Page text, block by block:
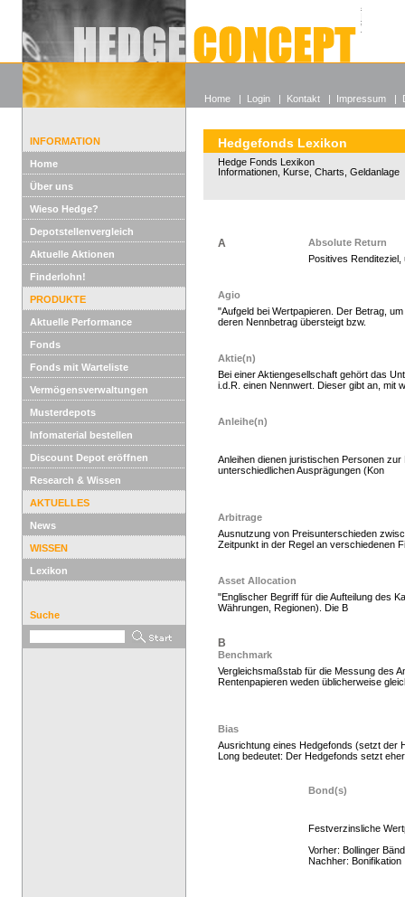
Alle
Wieso
INFORMATION
Home
Über uns
Wieso Hedge?
Depotstellenvergleich
Aktuelle Aktionen
Finderlohn!
PRODUKTE
Aktuelle Performance
Fonds
Fonds mit Warteliste
Vermögensverwaltungen
Musterdepots
Infomaterial bestellen
Discount Depot eröffnen
Research & Wissen
AKTUELLES
News
WISSEN
Lexikon
Suche
Hedgefonds Lexikon
Hedge Fonds Lexikon
Informationen, Kurse, Charts, Geldanlage
A
Absolute Return
Positives
Agio
"Aufgeld bei Wertpapieren. Der Betrag,
deren Nennbetrag übersteigt bzw.
Aktie(n)
Bei einer Aktiengesellschaft gehört das
i.d.R. einen Nennwert. Dieser gibt an, mit
Anleihe(n)
Anleihen dienen juristischen Personen
unterschiedlichen Ausprägungen (Kon
Arbitrage
Ausnutzung von Preisunterschieden
Zeitpunkt in der Regel an verschiedenen
Asset Allocation
"Englischer Begriff für die Aufteilung des
Währungen, Regionen). Die B
B
Benchmark
Vergleichsmaßstab für die Messung des
Rentenpapieren weden üblicherweise
Bias
Ausrichtung eines Hedgefonds (setzt der
Long bedeutet: Der Hedgefonds setzt
Bond(s)
Festverzinsliche
Vorher: Bollinger
Nachher: Bonifikation
Home | Login | Kontakt | Impressum |